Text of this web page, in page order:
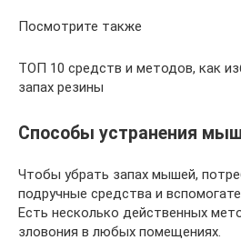
Посмотрите также
ТОП 10 средств и методов, как
запах резины
Способы устранения
Чтобы убрать запах мышей,
подручные средства и
Есть несколько действенных
зловония в любых помещениях.